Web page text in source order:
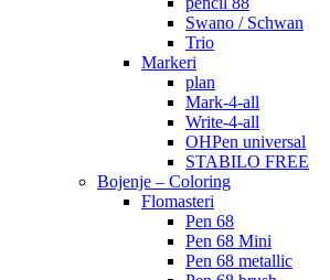
Swano / Schwan
Trio
Markeri
plan
Mark-4-all
Write-4-all
OHPen universal
STABILO FREE
Bojenje – Coloring
Flomasteri
Pen 68
Pen 68 Mini
Pen 68 metallic